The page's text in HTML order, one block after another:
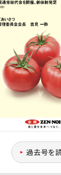
過去号を